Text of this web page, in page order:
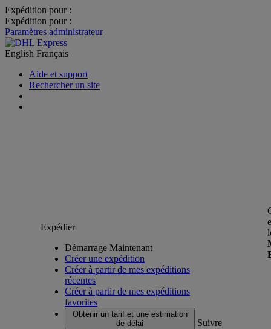
Expédition pour :
Expédition pour :
Paramètres administrateur
English Français
Aide et support
Rechercher un site
Expédier
Démarrage Maintenant
Créer une expédition
Créer à partir de mes expéditions
récentes
Créer à partir de mes expéditions
favorites
Obtenir un tarif et une estimation
de délai
Suivre